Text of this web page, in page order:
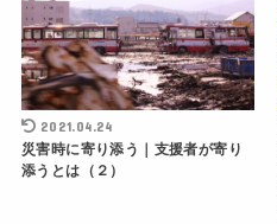
2021.04.24
災害時に寄り添う｜支援者が寄り
添うとは（２）